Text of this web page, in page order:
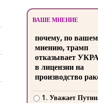
ВАШЕ МНЕНИЕ
почему, по
мнению, трамп
отказывает
в лицензии на
производство
1. Уважает